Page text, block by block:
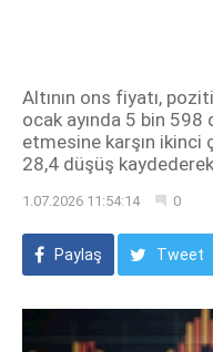
Altının ons fiyatı,
ocak ayında 5 bin
etmesine karşın ikinci
28,4 düşüş
1.07.2026 11:54:14 0
Paylaş Tweet